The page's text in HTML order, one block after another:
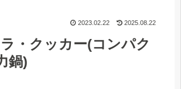
2023.02.22 2025.08.22
・クッカー(コンパク
鍋)